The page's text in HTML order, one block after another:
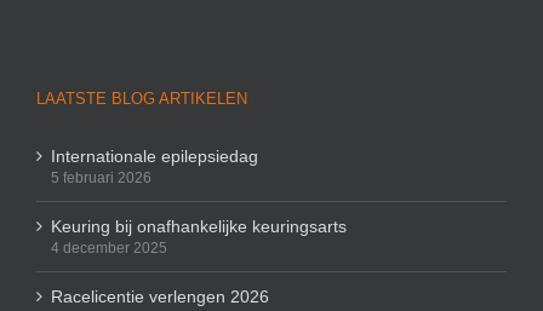
LAATSTE BLOG ARTIKELEN
Internationale epilepsiedag
5 februari 2026
Keuring bij onafhankelijke keuringsarts
4 december 2025
Racelicentie verlengen 2026